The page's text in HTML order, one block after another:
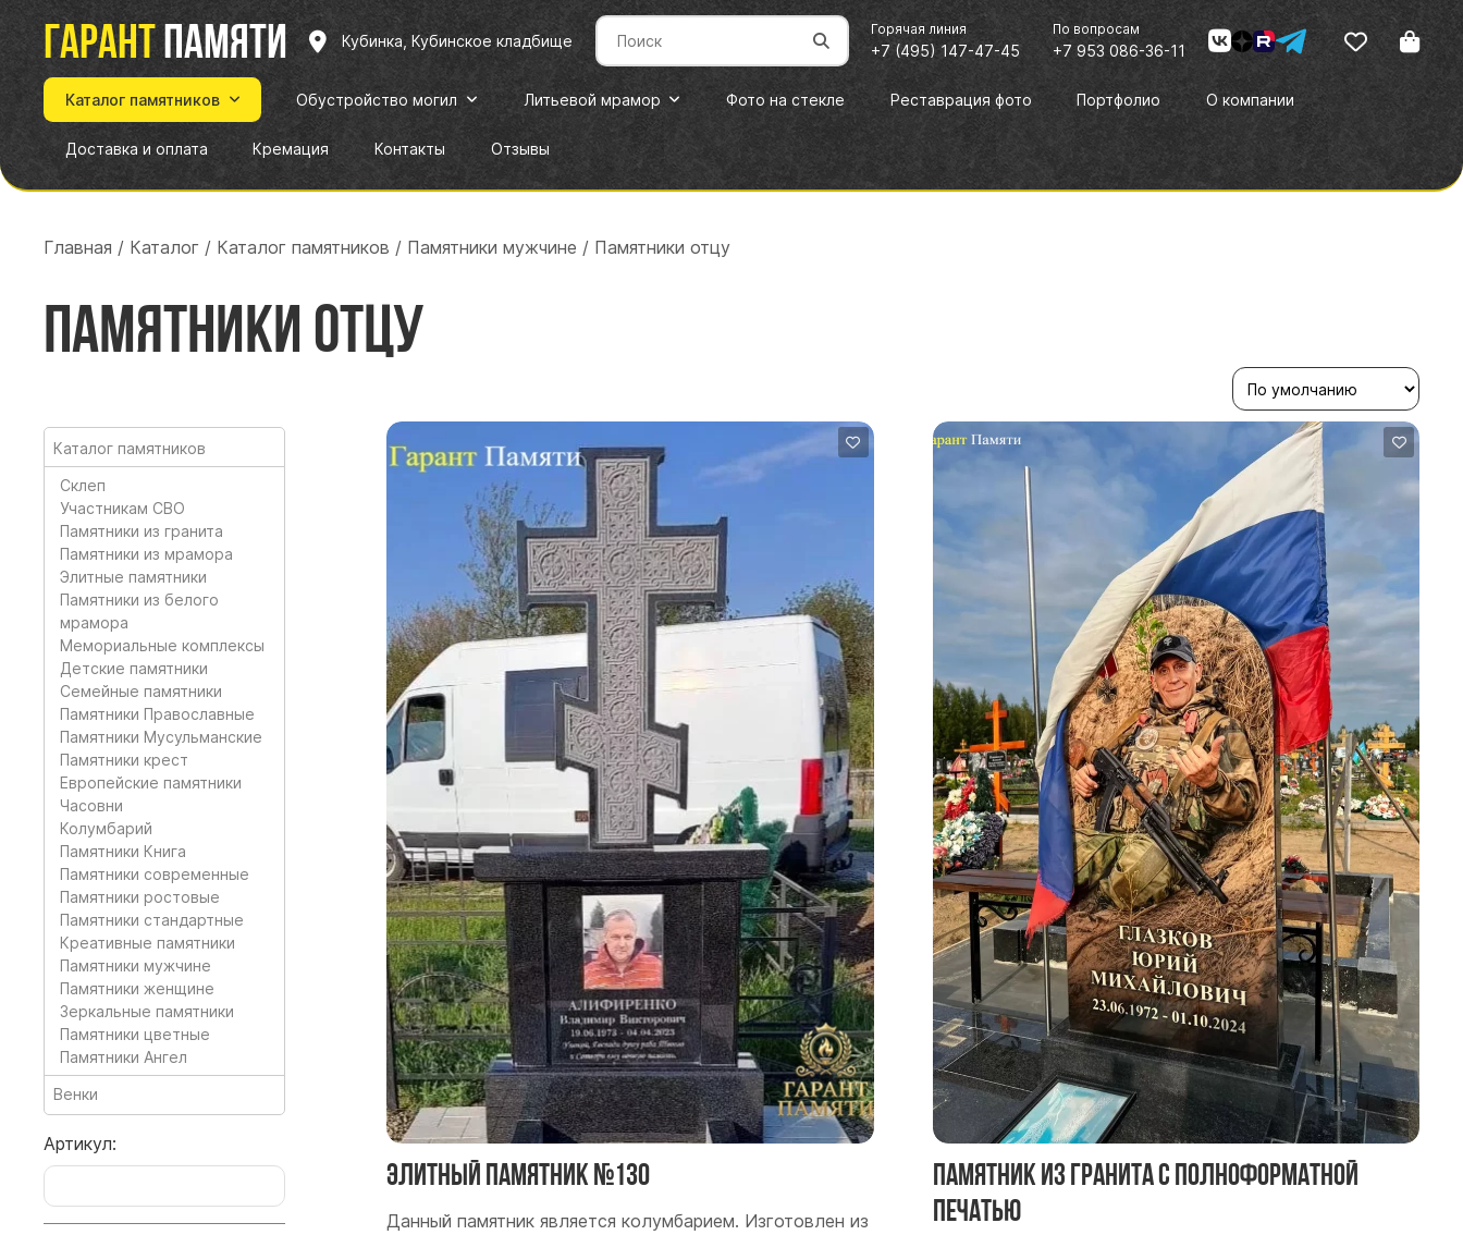
Гарантпамяти Кубинка, Кубинское кладбище
Горячая линия
+7 (495) 147-47-45
По вопросам
+7 953 086-36-11
Каталог памятников Обустройство могил Литьевой мрамор Фото на стекле Реставрация фото Портфолио О компании
Доставка и оплата Кремация Контакты Отзывы
Главная / Каталог / Каталог памятников / Памятники мужчине / Памятники отцу
Памятники отцу
Элитный памятник №130
Данный памятник является колумбарием. Изготовлен из
Памятник из гранита с Полноформатной
печатью
Каталог памятников
Склеп
Участникам СВО
Памятники из гранита
Памятники из мрамора
Элитные памятники
Памятники из белого
мрамора
Мемориальные комплексы
Детские памятники
Семейные памятники
Памятники Православные
Памятники Мусульманские
Памятники крест
Европейские памятники
Часовни
Колумбарий
Памятники Книга
Памятники современные
Памятники ростовые
Памятники стандартные
Креативные памятники
Памятники мужчине
Памятники женщине
Зеркальные памятники
Памятники цветные
Памятники Ангел
Венки
Артикул: